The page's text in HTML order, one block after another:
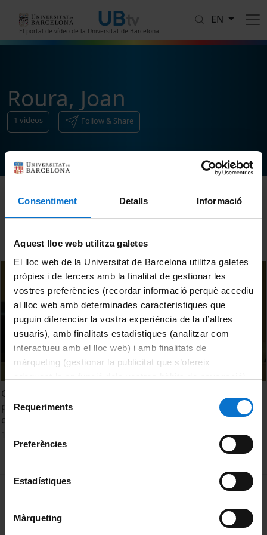
Consentiment Detalls Informació
Aquest lloc web utilitza galetes
El lloc web de la Universitat de Barcelona utilitza galetes
pròpies i de tercers amb la finalitat de gestionar les
vostres preferències (recordar informació perquè accediu
al lloc web amb determinades característiques que
puguin diferenciar la vostra experiència de la d’altres
usuaris), amb finalitats estadístiques (analitzar com
interactueu amb el lloc web) i amb finalitats de
màrqueting (gestionar la publicitat que s’ofereix
consultar laPolítica de galetes del lloc web de la
Selecció
de
consentiment
Requeriments
Preferències
Estadístiques
Màrqueting
El portal de vídeo de la Universitat de Barcelona
EN
Roura, Joan
1 videos Follow & Share
Cap a un nou Orient mitjà? Reptes i oportunitats per a la
pau. La visió des dels mitjans de comunicació de l'evolució
del conflicte a Síria i a l'Iraq
MENÚ PEU 1